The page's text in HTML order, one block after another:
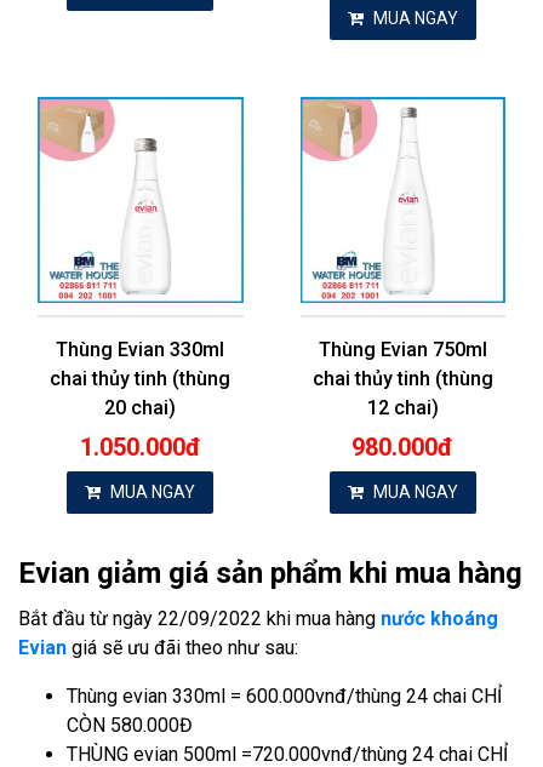
MUA NGAY
Thùng Evian 330ml
chai thủy tinh (thùng
20 chai)
1.050.000đ
MUA NGAY
Thùng Evian 750ml
chai thủy tinh (thùng
12 chai)
980.000đ
MUA NGAY
Evian giảm giá sản phẩm khi mua hàng
Bắt đầu từ ngày 22/09/2022 khi mua hàng nước khoáng
Evian giá sẽ ưu đãi theo như sau:
Thùng evian 330ml = 600.000vnđ/thùng 24 chai CHỈ
CÒN 580.000Đ
THÙNG evian 500ml =720.000vnđ/thùng 24 chai CHỈ